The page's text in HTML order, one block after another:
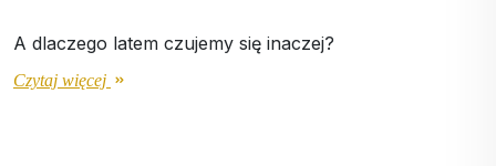
A dlaczego latem czujemy się inaczej?
Czytaj więcej